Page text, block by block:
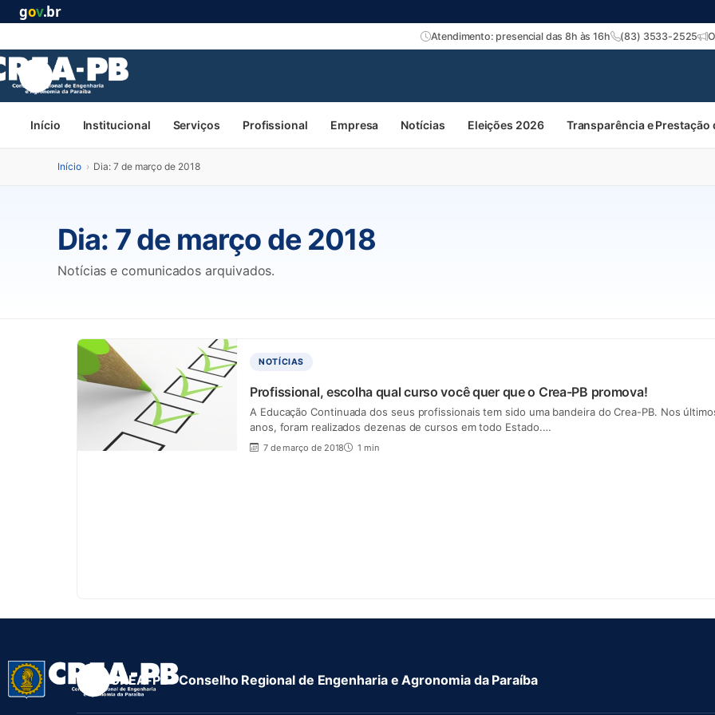
gov.br
Atendimento: presencial das 8h às 16h (83) 3533-2525
Início Institucional Serviços Profissional Empresa Notícias Eleições 2026 Transparência e Prestação
Início › Dia: 7 de março de 2018
Dia: 7 de março de 2018
Notícias e comunicados arquivados.
NOTÍCIAS
Profissional, escolha qual curso você quer que o Crea-PB promova!
A Educação Continuada dos seus profissionais tem sido uma bandeira do Crea-PB. Nos
anos, foram realizados dezenas de cursos em todo Estado.…
7 de março de 2018 1 min
CREA-PB · Conselho Regional de Engenharia e Agronomia da Paraíba